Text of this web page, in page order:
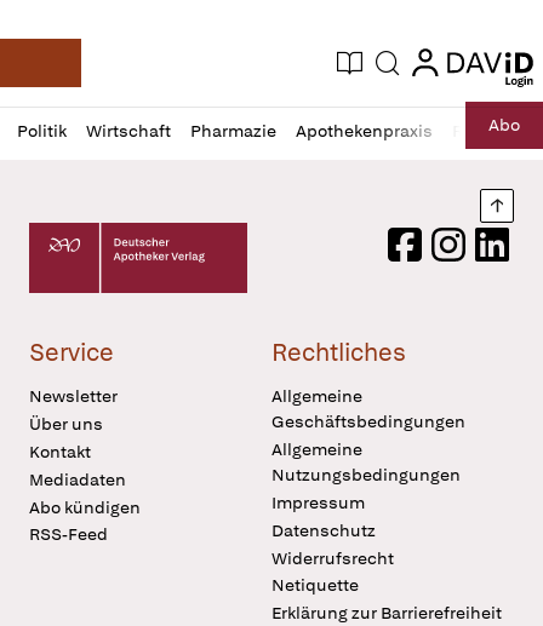
Deutsche Apotheker Zeitung
Aktuelle Ausgabe
Suche login
login
Politik Wirtschaft Pharmazie Apothekenpraxis RechtAbo
Profil
öffnen
Daz
Pur
Deutscher Apotheker Verlag Logo
FacebookInstagram
Service
Newsletter
Über uns
Kontakt
Mediadaten
Abo kündigen
RSS-Feed
Rechtliches
Allgemeine
Geschäftsbedingungen
Allgemeine
Nutzungsbedingungen
Impressum
Datenschutz
Widerrufsrecht
Netiquette
Erklärung zur Barrierefreiheit